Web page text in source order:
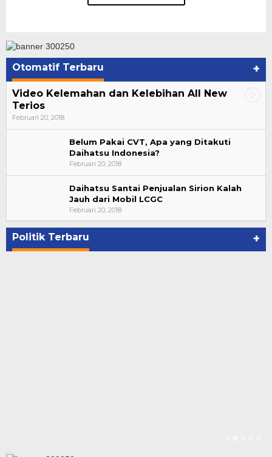
Otomatif Terbaru +
Video Kelemahan dan Kelebihan All New
Terios
Februari 20, 2018
Belum Pakai CVT, Apa yang Ditakuti
Daihatsu Indonesia?
Februari 20, 2018
Daihatsu Santai Penjualan Sirion Kalah
Jauh dari Mobil LCGC
Februari 20, 2018
Politik Terbaru +
Bupati Ahmad Hijazi, Hadiri Paripurna Hasil
Penetapan Paslon Bupati dan Wabup Te…
Di NASIONAL, POLITIK, REJANG LEBONG